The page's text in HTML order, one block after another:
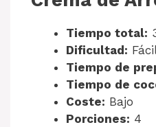
Tiempo total:
Dificultad:
Tiempo de
Tiempo de
Coste: Bajo
Porciones: 4